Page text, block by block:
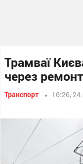
Трамваї
через
Транспорт 16:26,